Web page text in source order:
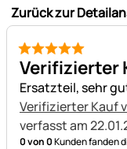
Zurück zur
5 von 5
Verifizierter
Ersatzteil, sehr
Verifizierter Kauf
verfasst am
0 von 0Kunden fanden